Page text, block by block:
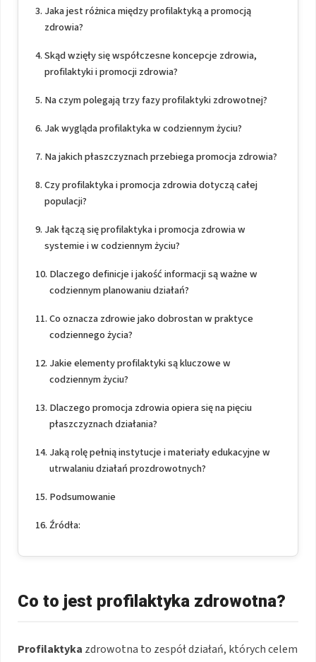
Jaka jest różnica między profilaktyką a promocją
zdrowia?
Skąd wzięły się współczesne koncepcje zdrowia,
profilaktyki i promocji zdrowia?
Na czym polegają trzy fazy profilaktyki zdrowotnej?
Jak wygląda profilaktyka w codziennym życiu?
Na jakich płaszczyznach przebiega promocja zdrowia?
Czy profilaktyka i promocja zdrowia dotyczą całej
populacji?
Jak łączą się profilaktyka i promocja zdrowia w
systemie i w codziennym życiu?
Dlaczego definicje i jakość informacji są ważne w
codziennym planowaniu działań?
Co oznacza zdrowie jako dobrostan w praktyce
codziennego życia?
Jakie elementy profilaktyki są kluczowe w
codziennym życiu?
Dlaczego promocja zdrowia opiera się na pięciu
płaszczyznach działania?
Jaką rolę pełnią instytucje i materiały edukacyjne w
utrwalaniu działań prozdrowotnych?
Podsumowanie
Źródła:
Co to jest profilaktyka zdrowotna?
Profilaktyka zdrowotna to zespół działań, których celem